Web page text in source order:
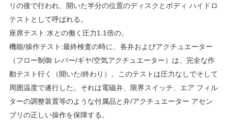
を
要
求
し
な
さ
リの後で行われ、開いた半分の位置のディスクとボディ ハイドロ
テストとして呼ばれる。
座席テスト:水との働く圧力1.1倍の。
機能/操作テスト:最終検査の時に、各弁およびアクチュエーター
（フロー制御 レバー/ギヤ/空気アクチュエーター）は、完全な作
動テスト行く（開いた/終わり）。このテストは圧力なしでそして
周囲温度で遂行した。それは電磁弁、限界スイッチ、エア フィル
ターの調整装置等のような付属品と弁/アクチュエーター アセン
ブリの正しい操作を保障する。